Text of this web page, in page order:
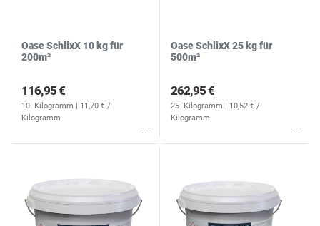
Oase SchlixX 10 kg für
200m²
116,95 €
10 Kilogramm | 11,70 € /
Kilogramm
Oase SchlixX 25 kg für
500m²
262,95 €
25 Kilogramm | 10,52 € /
Kilogramm